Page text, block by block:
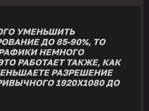
УМЕНЬШИТЬ
ДО 85-90%, ТО
НЕМНОГО
РАБОТАЕТ ТАКЖЕ, КАК
РАЗРЕШЕНИЕ
1920Х1080 ДО